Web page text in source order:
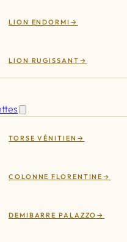
LION ENDORMI
LION RUGISSANT
TORSE VÉNITIEN
COLONNE FLORENTINE
DEMIBARRE PALAZZO